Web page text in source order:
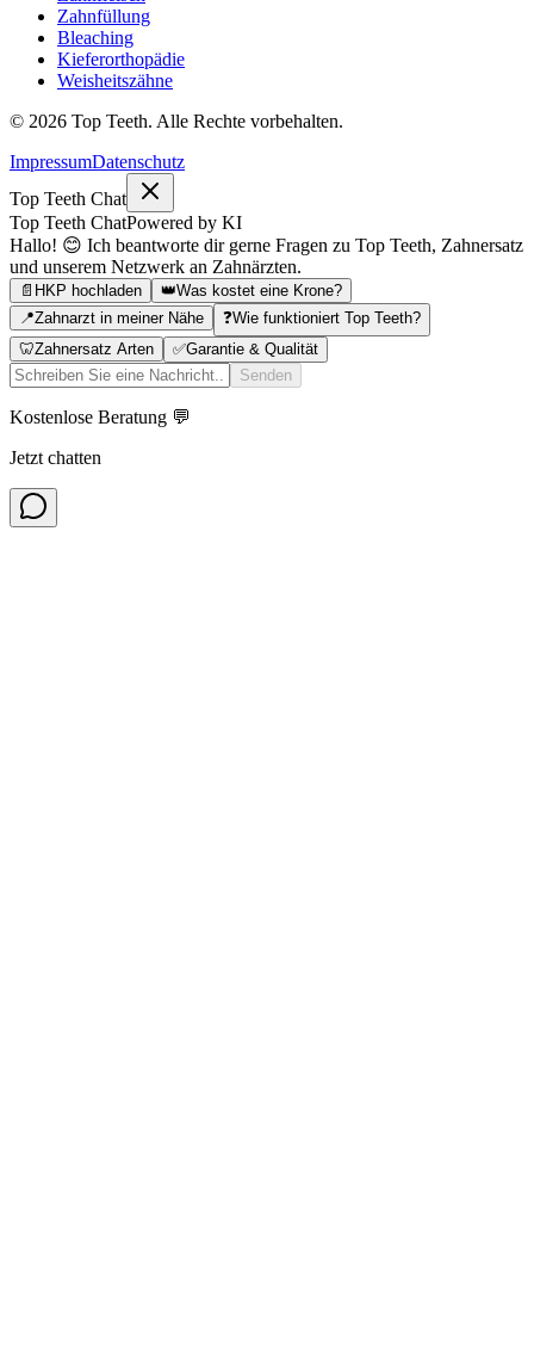
Zahnfüllung
Bleaching
Kieferorthopädie
Weisheitszähne
© 2026 Top Teeth. Alle Rechte vorbehalten.
ImpressumDatenschutz
Top Teeth Chat
Top Teeth ChatPowered by KI
Hallo! 😊 Ich beantworte dir gerne Fragen zu Top Teeth, Zahnersatz
und unserem Netzwerk an Zahnärzten.
📄 HKP hochladen 👑Was kostet eine Krone?
📍Zahnarzt in meiner Nähe ❓Wie funktioniert Top Teeth?
🦷Zahnersatz Arten ✅Garantie & Qualität
Senden
Kostenlose Beratung 💬
Jetzt chatten